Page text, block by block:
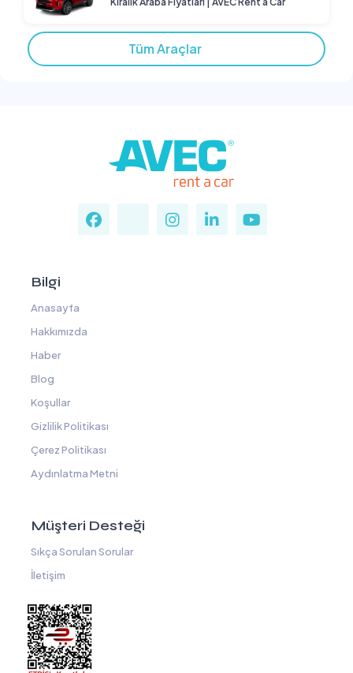
Tüm Araçlar
Bilgi
Anasayfa
Hakkımızda
Haber
Blog
Koşullar
Gizlilik Politikası
Çerez Politikası
Aydınlatma Metni
Müşteri Desteği
Sıkça Sorulan Sorular
İletişim